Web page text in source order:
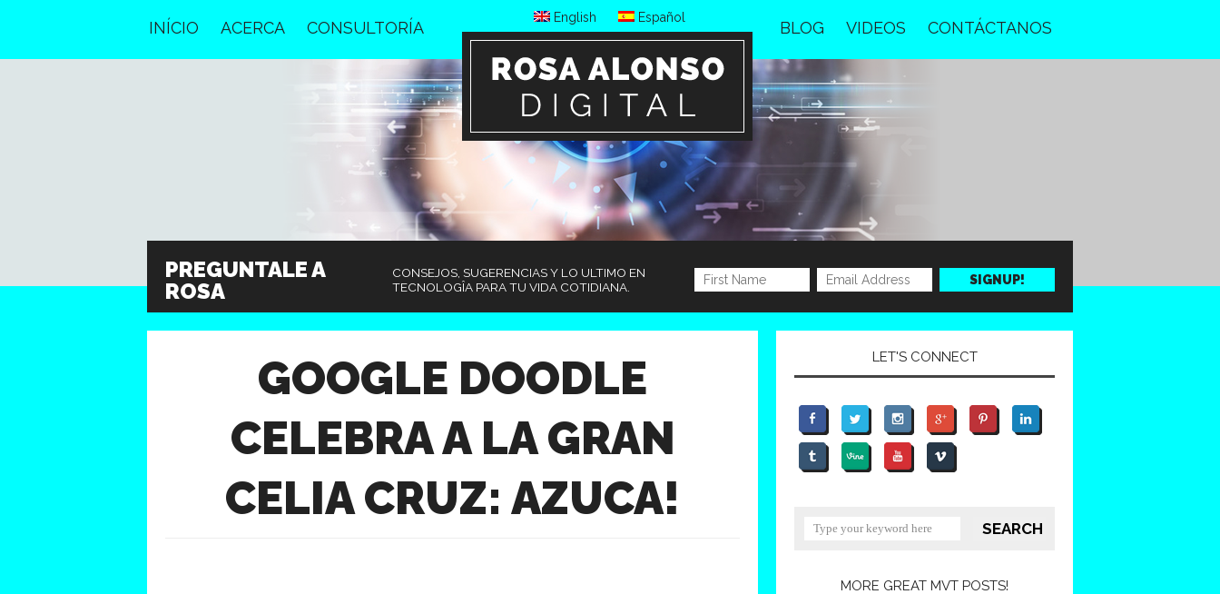
INÍCIO ACERCA CONSULTORÍA
English Español
BLOG VIDEOS CONTÁCTANOS
PREGUNTALE A
ROSA
CONSEJOS, SUGERENCIAS Y LO ULTIMO EN
TECNOLOGÎA PARA TU VIDA COTIDIANA.
GOOGLE DOODLE
CELEBRA A LA GRAN
CELIA CRUZ: AZUCA!
LET'S CONNECT
MORE GREAT MVT POSTS!